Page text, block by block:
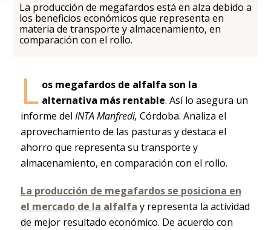
La producción de megafardos está en alza debido a
los beneficios económicos que representa en
materia de transporte y almacenamiento, en
comparación con el rollo.
L os megafardos de alfalfa son la
alternativa más rentable. Así lo asegura un
informe del INTA Manfredi, Córdoba. Analiza el
aprovechamiento de las pasturas y destaca el
ahorro que representa su transporte y
almacenamiento, en comparación con el rollo.
La producción de megafardos se posiciona en
el mercado de la alfalfa y representa la actividad
de mejor resultado económico. De acuerdo con